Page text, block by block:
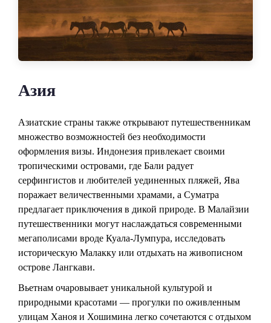
Азия
Азиатские страны также открывают путешественникам
множество возможностей без необходимости
оформления визы. Индонезия привлекает своими
тропическими островами, где Бали радует
серфингистов и любителей уединенных пляжей, Ява
поражает величественными храмами, а Суматра
предлагает приключения в дикой природе. В Малайзии
путешественники могут наслаждаться современными
мегаполисами вроде Куала-Лумпура, исследовать
историческую Малакку или отдыхать на живописном
острове Лангкави.
Вьетнам очаровывает уникальной культурой и
природными красотами — прогулки по оживленным
улицам Ханоя и Хошимина легко сочетаются с отдыхом